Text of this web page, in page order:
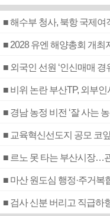
■ 해수부 청사, 북항 국제
■ 2028 유엔 해양총회 개최
■ 외국인 선원 ‘인신매매
■ 비위 논란 부산TP, 외부인
■ 경남 농정 비전 ‘잘 사는
■ 교육혁신선도지 공모 코
■ 르노 못 타는 부산시장…
■ 마산 원도심 행정·주거복